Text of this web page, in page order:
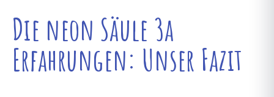
Die neon Säule 3a
Erfahrungen: Unser Fazit